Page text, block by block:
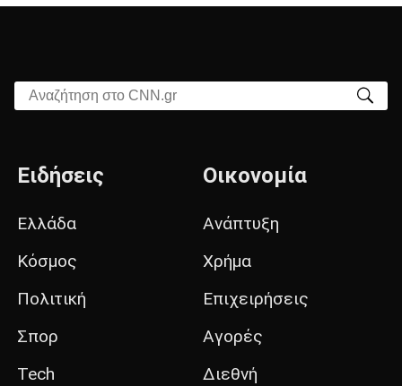
Αναζήτηση στο CNN.gr
Ειδήσεις
Ελλάδα
Κόσμος
Πολιτική
Σπορ
Tech
Οικονομία
Ανάπτυξη
Χρήμα
Επιχειρήσεις
Αγορές
Διεθνή